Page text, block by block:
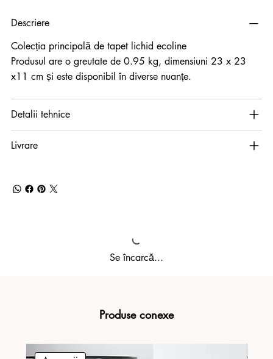
Descriere
Colecția principală de tapet lichid ecoline
Produsul are o greutate de 0.95 kg, dimensiuni 23 x 23
x11 cm și este disponibil în diverse nuanțe.
Detalii tehnice
Livrare
Se încarcă...
Produse conexe